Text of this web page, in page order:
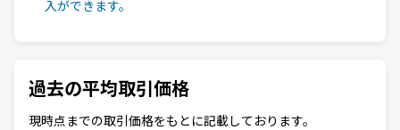
入ができます。
過去の平均取引価格
現時点までの取引価格をもとに記載しております。